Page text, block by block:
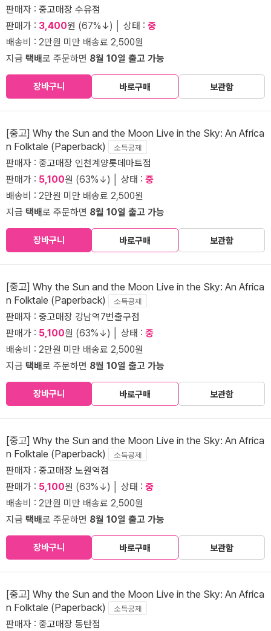
판매자 : 중고매장 수유점
판매가 : 3,400원 (67%↓) │ 상태 : 중
배송비 : 2만원 미만 배송료 2,500원
지금 택배로 주문하면 8월 10일 출고 가능
장바구니 바로구매 보관함
[중고] Why the Sun and the Moon Live in the Sky: An Africa
n Folktale (Paperback)
소득공제
판매자 : 중고매장 인천계양롯데마트점
판매가 : 5,100원 (63%↓) │ 상태 : 중
배송비 : 2만원 미만 배송료 2,500원
지금 택배로 주문하면 8월 10일 출고 가능
장바구니 바로구매 보관함
[중고] Why the Sun and the Moon Live in the Sky: An Africa
n Folktale (Paperback)
소득공제
판매자 : 중고매장 강남역7번출구점
판매가 : 5,100원 (63%↓) │ 상태 : 중
배송비 : 2만원 미만 배송료 2,500원
지금 택배로 주문하면 8월 10일 출고 가능
장바구니 바로구매 보관함
[중고] Why the Sun and the Moon Live in the Sky: An Africa
n Folktale (Paperback)
소득공제
판매자 : 중고매장 노원역점
판매가 : 5,100원 (63%↓) │ 상태 : 중
배송비 : 2만원 미만 배송료 2,500원
지금 택배로 주문하면 8월 10일 출고 가능
장바구니 바로구매 보관함
[중고] Why the Sun and the Moon Live in the Sky: An Africa
n Folktale (Paperback)
소득공제
판매자 : 중고매장 동탄점